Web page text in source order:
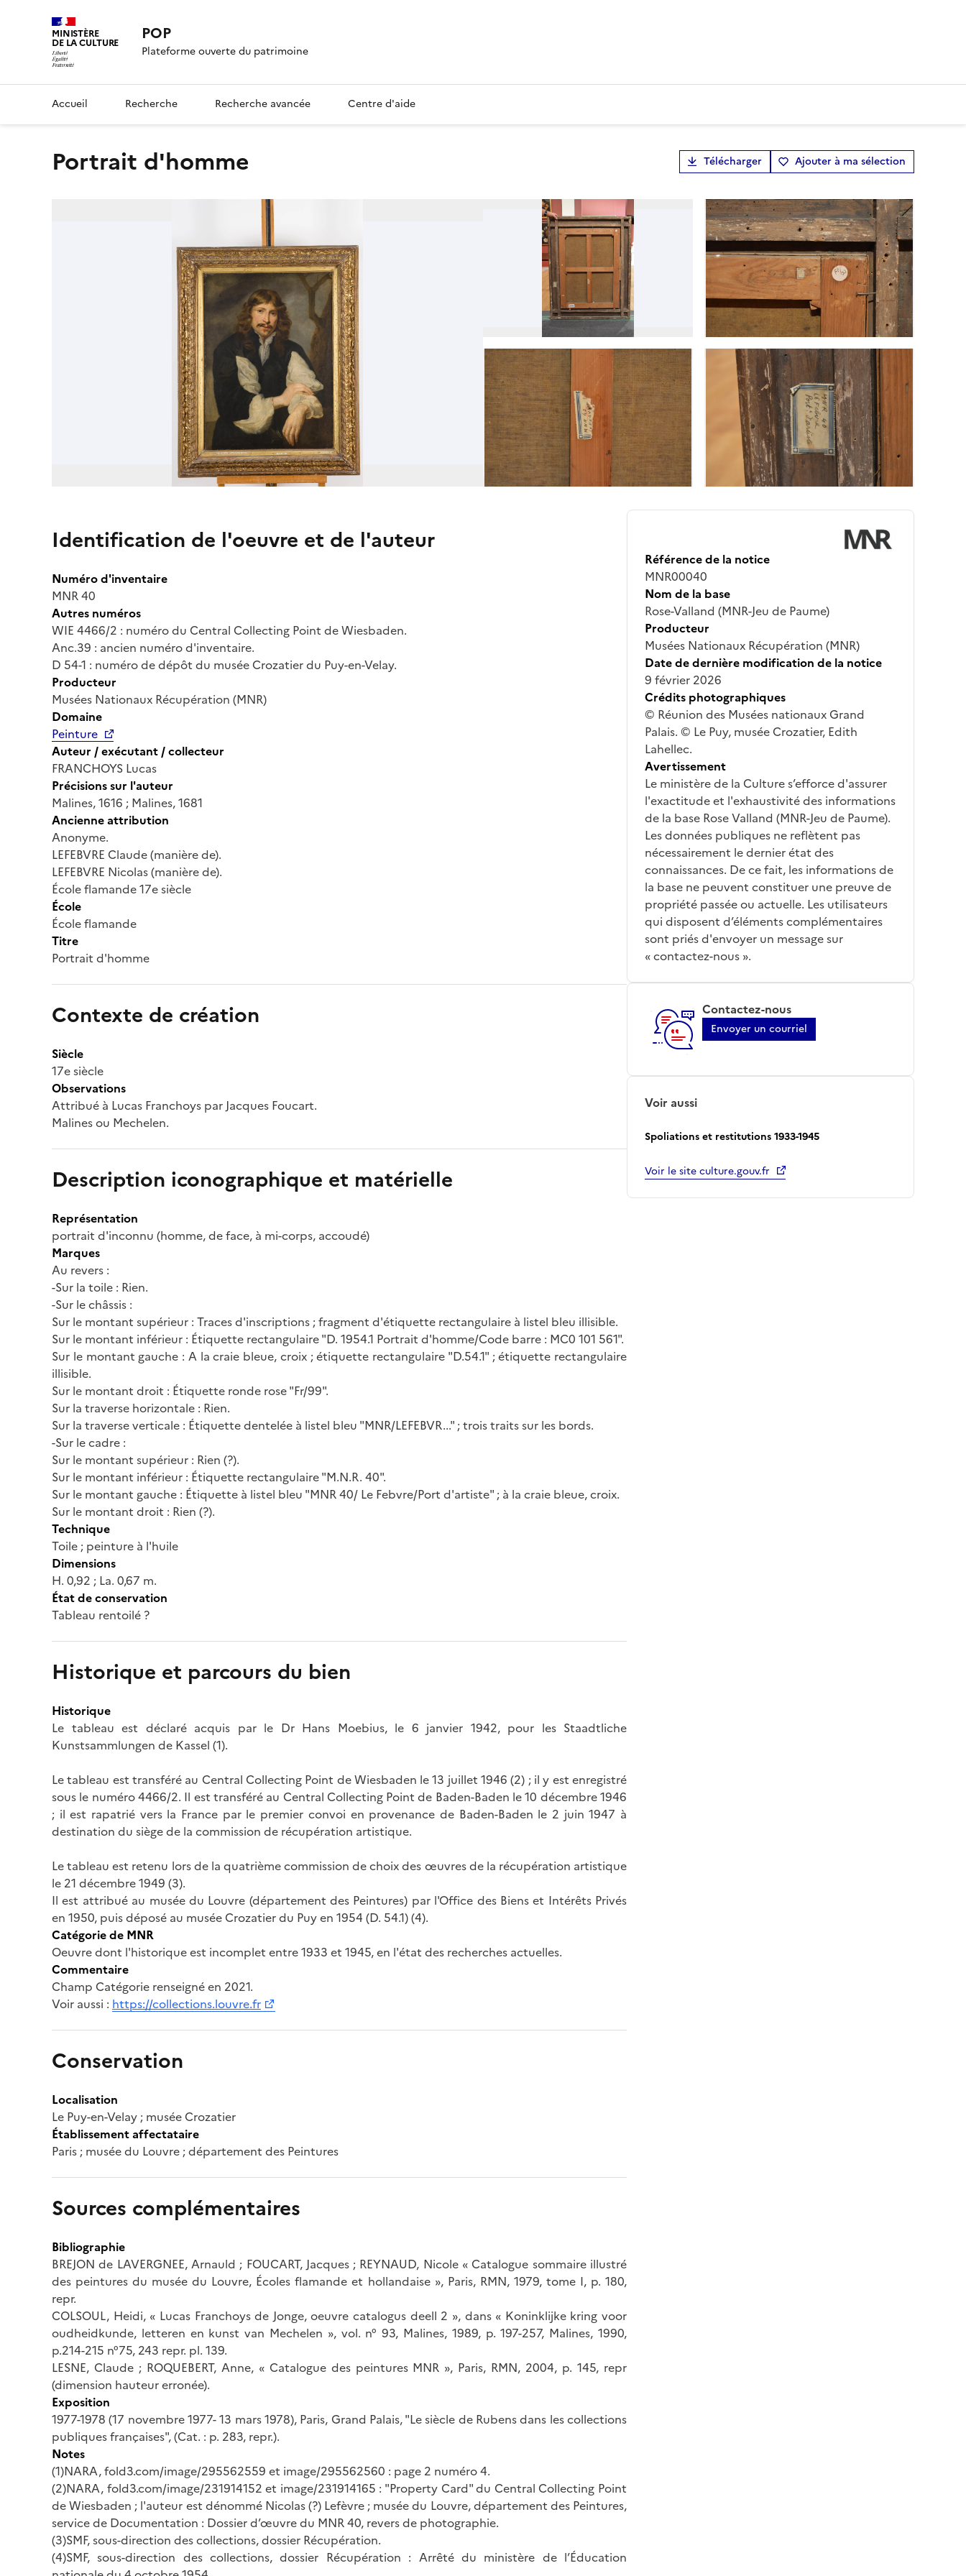
MINISTÈRE
DE LA CULTURE POP
Plateforme ouverte du patrimoine
Accueil Recherche Recherche avancée Centre d'aide
Portrait d'homme Télécharger Ajouter à ma sélection
Identification de l'oeuvre et de l'auteur
Numéro d'inventaire
MNR 40
Autres numéros
WIE 4466/2 : numéro du Central Collecting Point de Wiesbaden.
Anc.39 : ancien numéro d'inventaire.
D 54-1 : numéro de dépôt du musée Crozatier du Puy-en-Velay.
Producteur
Musées Nationaux Récupération (MNR)
Domaine
Peinture
Auteur / exécutant / collecteur
FRANCHOYS Lucas
Précisions sur l'auteur
Malines, 1616 ; Malines, 1681
Ancienne attribution
Anonyme.
LEFEBVRE Claude (manière de).
LEFEBVRE Nicolas (manière de).
École flamande 17e siècle
École
École flamande
Titre
Portrait d'homme
Contexte de création
Siècle
17e siècle
Observations
Attribué à Lucas Franchoys par Jacques Foucart.
Malines ou Mechelen.
Description iconographique et matérielle
Représentation
portrait d'inconnu (homme, de face, à mi-corps, accoudé)
Marques
Au revers :
-Sur la toile : Rien.
-Sur le châssis :
Sur le montant supérieur : Traces d'inscriptions ; fragment d'étiquette rectangulaire à listel bleu illisible.
Sur le montant inférieur : Étiquette rectangulaire "D. 1954.1 Portrait d'homme/Code barre : MC0 101 561".
Sur le montant gauche : A la craie bleue, croix ; étiquette rectangulaire "D.54.1" ; étiquette rectangulaire
illisible.
Sur le montant droit : Étiquette ronde rose "Fr/99".
Sur la traverse horizontale : Rien.
Sur la traverse verticale : Étiquette dentelée à listel bleu "MNR/LEFEBVR..." ; trois traits sur les bords.
-Sur le cadre :
Sur le montant supérieur : Rien (?).
Sur le montant inférieur : Étiquette rectangulaire "M.N.R. 40".
Sur le montant gauche : Étiquette à listel bleu "MNR 40/ Le Febvre/Port d'artiste" ; à la craie bleue, croix.
Sur le montant droit : Rien (?).
Technique
Toile ; peinture à l'huile
Dimensions
H. 0,92 ; La. 0,67 m.
État de conservation
Tableau rentoilé ?
Historique et parcours du bien
Historique
Le tableau est déclaré acquis par le Dr Hans Moebius, le 6 janvier 1942, pour les Staadtliche
Kunstsammlungen de Kassel (1).
Le tableau est transféré au Central Collecting Point de Wiesbaden le 13 juillet 1946 (2) ; il y est enregistré
sous le numéro 4466/2. Il est transféré au Central Collecting Point de Baden-Baden le 10 décembre 1946
; il est rapatrié vers la France par le premier convoi en provenance de Baden-Baden le 2 juin 1947 à
destination du siège de la commission de récupération artistique.
Le tableau est retenu lors de la quatrième commission de choix des œuvres de la récupération artistique
le 21 décembre 1949 (3).
Il est attribué au musée du Louvre (département des Peintures) par l'Office des Biens et Intérêts Privés
en 1950, puis déposé au musée Crozatier du Puy en 1954 (D. 54.1) (4).
Catégorie de MNR
Oeuvre dont l'historique est incomplet entre 1933 et 1945, en l'état des recherches actuelles.
Commentaire
Champ Catégorie renseigné en 2021.
Voir aussi : https://collections.louvre.fr
Conservation
Localisation
Le Puy-en-Velay ; musée Crozatier
Établissement affectataire
Paris ; musée du Louvre ; département des Peintures
Sources complémentaires
Bibliographie
BREJON de LAVERGNEE, Arnauld ; FOUCART, Jacques ; REYNAUD, Nicole « Catalogue sommaire illustré
des peintures du musée du Louvre, Écoles flamande et hollandaise », Paris, RMN, 1979, tome I, p. 180,
repr.
COLSOUL, Heidi, « Lucas Franchoys de Jonge, oeuvre catalogus deell 2 », dans « Koninklijke kring voor
oudheidkunde, letteren en kunst van Mechelen », vol. n° 93, Malines, 1989, p. 197-257, Malines, 1990,
p.214-215 n°75, 243 repr. pl. 139.
LESNE, Claude ; ROQUEBERT, Anne, « Catalogue des peintures MNR », Paris, RMN, 2004, p. 145, repr
(dimension hauteur erronée).
Exposition
1977-1978 (17 novembre 1977- 13 mars 1978), Paris, Grand Palais, "Le siècle de Rubens dans les collections
publiques françaises", (Cat. : p. 283, repr.).
Notes
(1)NARA, fold3.com/image/295562559 et image/295562560 : page 2 numéro 4.
(2)NARA, fold3.com/image/231914152 et image/231914165 : "Property Card" du Central Collecting Point
de Wiesbaden ; l'auteur est dénommé Nicolas (?) Lefèvre ; musée du Louvre, département des Peintures,
service de Documentation : Dossier d’œuvre du MNR 40, revers de photographie.
(3)SMF, sous-direction des collections, dossier Récupération.
(4)SMF, sous-direction des collections, dossier Récupération : Arrêté du ministère de l’Éducation
Référence de la notice
MNR00040
Nom de la base
Rose-Valland (MNR-Jeu de Paume)
Producteur
Musées Nationaux Récupération (MNR)
Date de dernière modification de la notice
9 février 2026
Crédits photographiques
© Réunion des Musées nationaux Grand
Palais. © Le Puy, musée Crozatier, Edith
Lahellec.
Avertissement
Le ministère de la Culture s’efforce d'assurer
l'exactitude et l'exhaustivité des informations
de la base Rose Valland (MNR-Jeu de Paume).
Les données publiques ne reflètent pas
nécessairement le dernier état des
connaissances. De ce fait, les informations de
la base ne peuvent constituer une preuve de
propriété passée ou actuelle. Les utilisateurs
qui disposent d’éléments complémentaires
sont priés d'envoyer un message sur
« contactez-nous ».
Contactez-nous
Envoyer un courriel
Voir aussi
Spoliations et restitutions 1933-1945
Voir le site culture.gouv.fr